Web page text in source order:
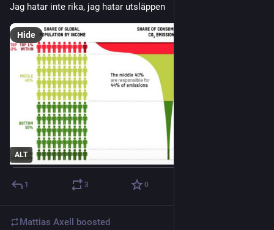
Jag hatar inte rika, jag hatar utsläppen
ALT
Hide
1 3 0
Mattias Axell boosted